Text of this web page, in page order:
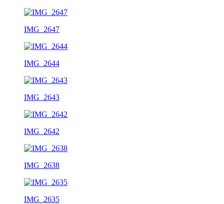
IMG_2647
IMG_2644
IMG_2643
IMG_2642
IMG_2638
IMG_2635